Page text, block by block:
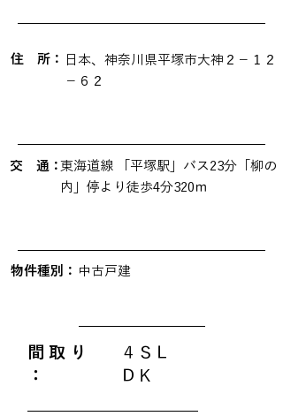
​住 所：
日本、神奈川県平塚市大神２−１２
−６２
交 通：東海道線 「平塚駅」バス23分「柳の
内」停より徒歩4分320ｍ
物件種別： 中古戸建
間 取 り
：
４ＳＬ
ＤＫ